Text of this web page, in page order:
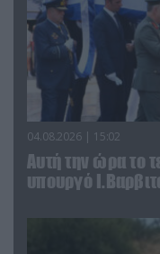
04.08.2026 | 15:02
Αυτή την ώρα το
υπουργό